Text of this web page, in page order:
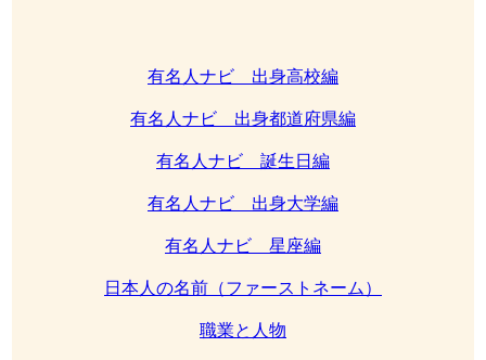
有名人ナビ 出身高校編
有名人ナビ 出身都道府県編
有名人ナビ 誕生日編
有名人ナビ 出身大学編
有名人ナビ 星座編
日本人の名前（ファーストネーム）
職業と人物